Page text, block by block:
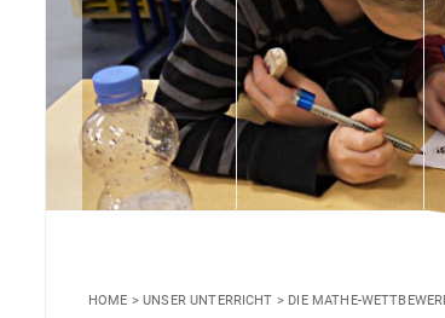
HOME > UNSER UNTERRICHT > DIE MATHE-